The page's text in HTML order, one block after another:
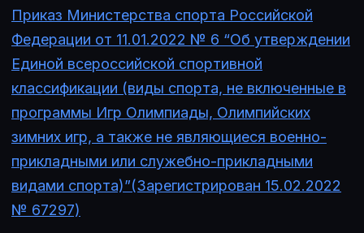
Приказ Министерства спорта Российской
Федерации от 11.01.2022 № 6 “Об утверждении
Единой всероссийской спортивной
классификации (виды спорта, не включенные в
программы Игр Олимпиады, Олимпийских
зимних игр, а также не являющиеся военно-
прикладными или служебно-прикладными
видами спорта)”(Зарегистрирован 15.02.2022
№ 67297)